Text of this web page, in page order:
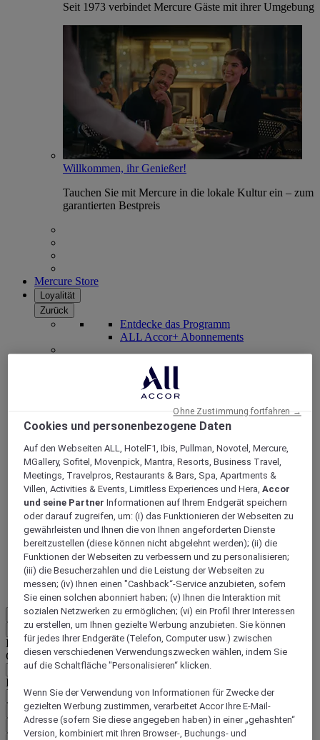
Seit 1973 verbindet Mercure Gäste mit ihrer Umgebung
Willkommen, ihr Genießer!
Tauchen Sie mit Mercure in die lokale Kultur ein – zum
garantierten Bestpreis
Mercure Store
Loyalität
Zurück
Entdecke das Programm
ALL Accor+ Abonnements
ALL Accor+ Voyager
15% rabatt das ganze Jahr
über auf Ihre Aufenthalte
bei über 30 Marken
JETZT ANMELDEN
Mehr
Zurück
Land und Sprache unten auswählen
Geografische Zone
Land/Region - Sprache
Mein Land und meine Sprache bestätigen
EUR (€)
Cookies und personenbezogene Daten
Auf den Webseiten ALL, HotelF1, Ibis, Pullman, Novotel, Mercure,
MGallery, Sofitel, Movenpick, Mantra, Resorts, Business Travel,
Meetings, Travelpros, Restaurants & Bars, Spa, Apartments &
Villen, Activities & Events, Limitless Experiences und Hera,Accor
und seine Partner Informationen auf Ihrem Endgerät speichern
oder darauf zugreifen, um: (i) das Funktionieren der Webseiten zu
gewährleisten und Ihnen die von Ihnen angeforderten Dienste
bereitzustellen (diese können nicht abgelehnt werden); (ii) die
Funktionen der Webseiten zu verbessern und zu personalisieren;
(iii) die Besucherzahlen und die Leistung der Webseiten zu
messen; (iv) Ihnen einen "Cashback“-Service anzubieten, sofern
Sie einen solchen abonniert haben; (v) Ihnen die Interaktion mit
sozialen Netzwerken zu ermöglichen; (vi) ein Profil Ihrer Interessen
zu erstellen, um Ihnen gezielte Werbung anzubieten. Sie können
für jedes Ihrer Endgeräte (Telefon, Computer usw.) zwischen
diesen verschiedenen Verwendungszwecken wählen, indem Sie
auf die Schaltfläche "Personalisieren“ klicken.
Wenn Sie der Verwendung von Informationen für Zwecke der
gezielten Werbung zustimmen, verarbeitet Accor Ihre E-Mail-
Adresse (sofern Sie diese angegeben haben) in einer „gehashten“
Version, kombiniert mit Ihren Browser-, Buchungs- und
Ohne Zustimmung fortfahren →